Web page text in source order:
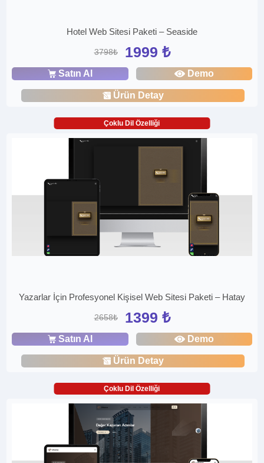
Hotel Web Sitesi Paketi – Seaside
3798₺ 1999 ₺
Satın Al Demo
Ürün Detay
Çoklu Dil Özelliği
Yazarlar İçin Profesyonel Kişisel Web Sitesi Paketi – Hatay
2658₺ 1399 ₺
Satın Al Demo
Ürün Detay
Çoklu Dil Özelliği